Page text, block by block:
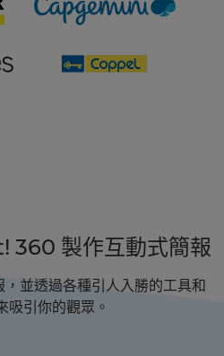
360 製作互動式簡報
並透過各種引人入勝的工具和
吸引你的觀眾。